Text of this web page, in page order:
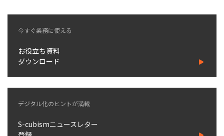
通販受注対応
EC運用支援
継続的に結果を出し続けるECサイトへ
ライセンス契約
内製化支援
今すぐ業務に使える
お役立ち資料
ダウンロード
デジタル化のヒントが満載
S-cubismニュースレター